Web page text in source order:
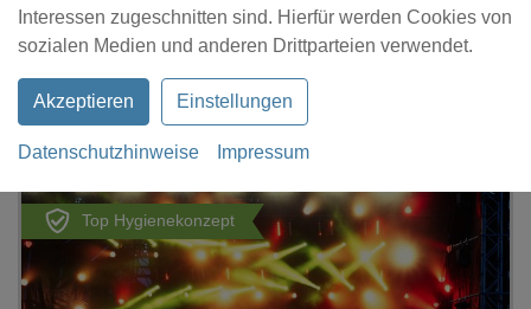
Interessen zugeschnitten sind. Hierfür werden Cookies von
sozialen Medien und anderen Drittparteien verwendet.
Akzeptieren Einstellungen
Datenschutzhinweise Impressum
Kontakt Location eintragen Profil
Alte Kantine
Top Hygienekonzept